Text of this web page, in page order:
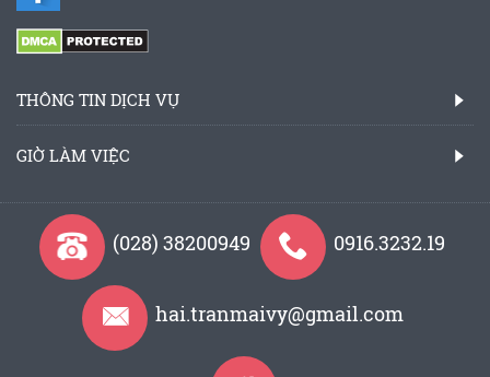
THÔNG TIN DỊCH VỤ
GIỜ LÀM VIỆC
(028) 38200949 0916.3232.19
hai.tranmaivy@gmail.com